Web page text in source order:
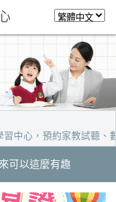
中心，預約家教試聽、
可以這麼有趣